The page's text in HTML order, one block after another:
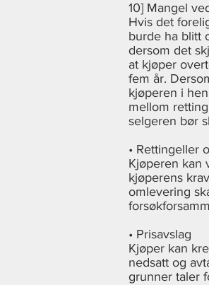
10] Mangel
Hvis det
burde ha blitt
dersom det
at kjøper
fem år.
kjøperen i
mellom
selgeren bør
• Rettingeller
Kjøperen kan
kjøperens
omlevering
• Prisavslag
Kjøper kan
nedsatt og
grunner taler